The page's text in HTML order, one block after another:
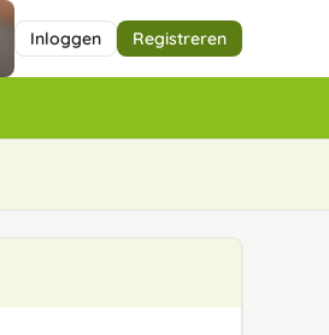
Inloggen Registreren